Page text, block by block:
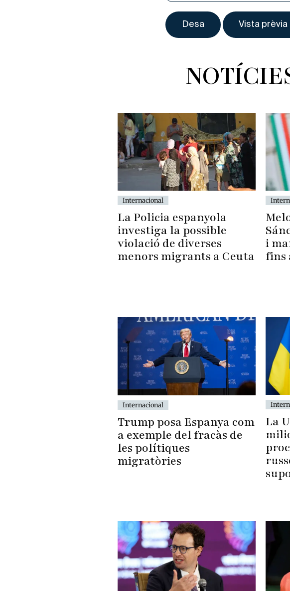
Internacional
La Policia espanyola
investiga la possible
violació de diverses
menors migrants a Ceuta
i
fins
Internacional
Trump posa Espanya com
a exemple del fracàs de
les polítiques
migratòries
La